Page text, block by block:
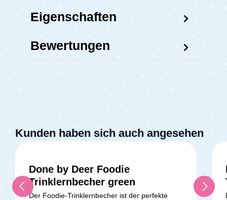
Eigenschaften
Bewertungen
Kunden haben sich auch angesehen
Done by Deer Foodie
Trinklernbecher green
Der Foodie-Trinklernbecher ist der perfekte